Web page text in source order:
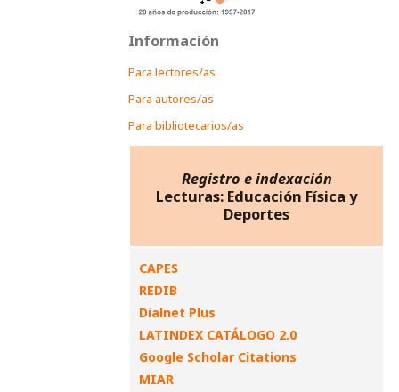
Información
Para lectores/as
Para autores/as
Para bibliotecarios/as
Registro e indexación
Lecturas: Educación Física y
Deportes
CAPES
REDIB
Dialnet Plus
LATINDEX CATÁLOGO 2.0
Google Scholar Citations
MIAR